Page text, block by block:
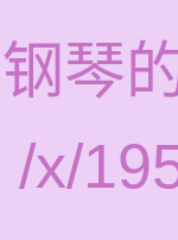
琴
/x/